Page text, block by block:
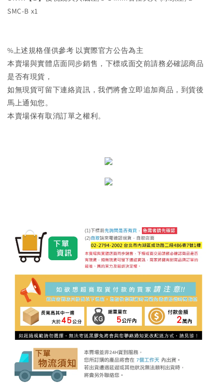
SMC-B x1
%上述規格僅供參考 以實際官方公告為主
本賣場與實體店面同步銷售，下標或面交前請務必確認商品
是否有現貨，
如無現貨可留下連絡資訊，我們將會立即追加商品，到貨後
馬上通知您。
本賣場保有取消訂單之權利。